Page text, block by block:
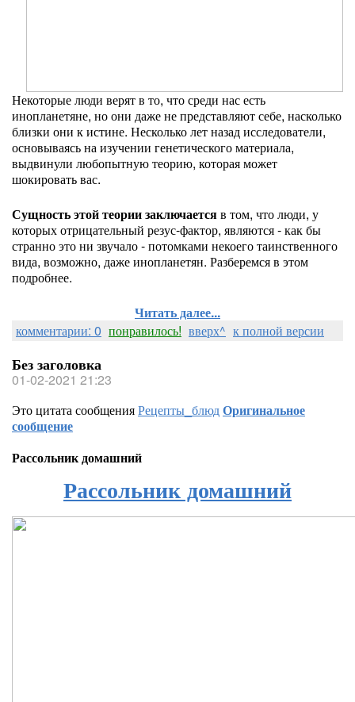
Некоторые люди верят в то, что среди нас есть
инопланетяне, но они даже не представляют себе, насколько
близки они к истине. Несколько лет назад исследователи,
основываясь на изучении генетического материала,
выдвинули любопытную теорию, которая может
шокировать вас.
Сущность этой теории заключаетсяв том, что люди, у
которых отрицательный резус-фактор, являются - как бы
странно это ни звучало - потомками некоего таинственного
вида, возможно, даже инопланетян. Разберемся в этом
подробнее.
Читать далее...
комментарии: 0 понравилось! вверх^ к полной версии
Без заголовка
01-02-2021 21:23
Это цитата сообщенияРецепты_блюдОригинальное
сообщение
Рассольник домашний
Рассольник домашний